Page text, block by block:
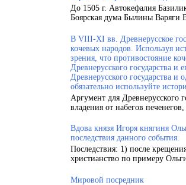
До 1505 г. Автокефалия
Боярская дума Былины Варяги
В VIII-XI вв. Древнерусское
кочевых народов. Используя
зрения, что противостояние
Древнерусского государства
Древнерусского государства
обязательно используйте
Аргумент для Древнерусского
владения от набегов печенегов,
Вдова князя Игоря княгиня
последствия данного события.
Последствия: 1) после
христианство по примеру
Мировой посредник